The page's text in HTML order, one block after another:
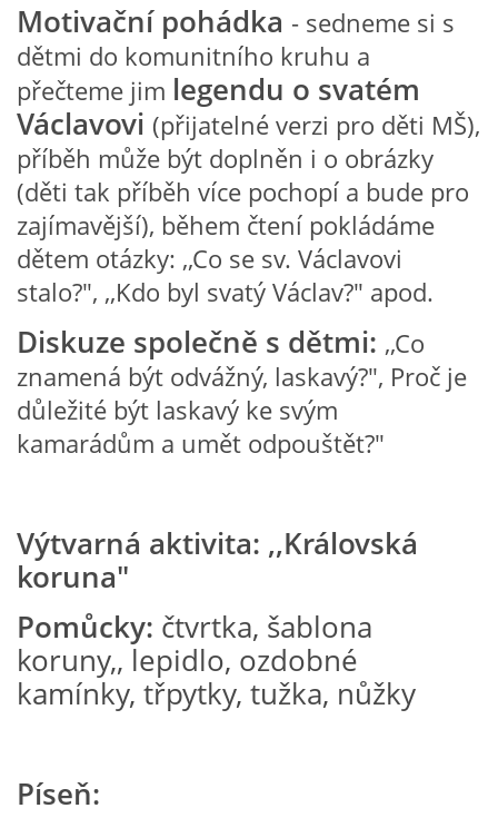
SVATÝ MARTIN
SVATÁ KATEŘINA 25.LISTOPADU
SVATÁ BARBORA 4.12.
MIKULÁŠ, ČERTI
MASOPUST
VELIKONOCE
SVĚTOVÝ DEN VODY 22. BŘEZEN
RECENZE NA KNIHY
RECENZE NA HRAČKY
MIKULÁŠSKÁ NADÍLKA
Motivační pohádka - sedneme si s
dětmi do komunitního kruhu a
přečteme jim legendu o svatém
Václavovi (přijatelné verzi pro děti MŠ),
příběh může být doplněn i o obrázky
(děti tak příběh více pochopí a bude pro
zajímavější), během čtení pokládáme
dětem otázky: ,,Co se sv. Václavovi
stalo?", ,,Kdo byl svatý Václav?" apod.
Diskuze společně s dětmi: ,,Co
znamená být odvážný, laskavý?", Proč je
důležité být laskavý ke svým
kamarádům a umět odpouštět?"
Výtvarná aktivita: ,,Královská
koruna"
Pomůcky: čtvrtka, šablona
koruny,, lepidlo, ozdobné
kamínky, třpytky, tužka, nůžky
Píseň: